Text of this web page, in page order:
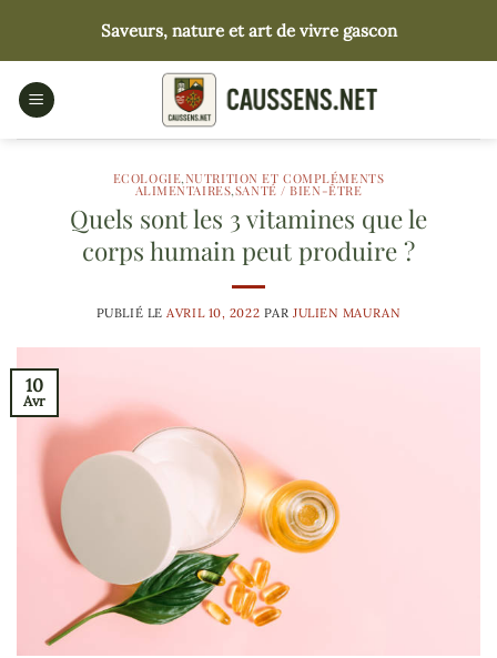
contenu
Saveurs, nature et art de vivre gascon
ECOLOGIE,NUTRITION ET COMPLÉMENTS
ALIMENTAIRES,SANTÉ / BIEN-ÊTRE
Quels sont les 3 vitamines que le
corps humain peut produire ?
PUBLIÉ LEAVRIL 10, 2022 PAR JULIEN MAURAN
10
Avr